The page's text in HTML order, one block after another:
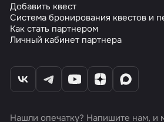
Добавить квест
Система бронирования квестов и
Как стать партнером
Личный кабинет партнера
Нашли опечатку? Напишите нам, и